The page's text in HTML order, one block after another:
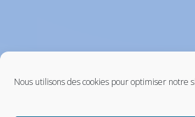
Nous utilisons des cookies pour optimiser notre